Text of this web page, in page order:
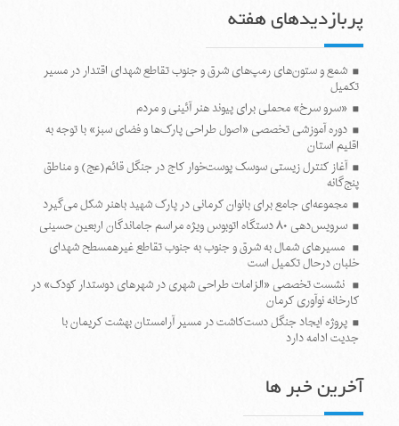
پربازدیدهای هفته
شمع و ستون‌های رمپ‌های شرق و جنوب تقاطع شهدای اقتدار در مسیر
تکمیل
«سرو سرخ» محملی برای پیوند هنر آئینی و مردم
دوره آموزشی تخصصی «اصول طراحی پارک‌ها و فضای سبز» با توجه به
اقلیم استان
آغاز کنترل زیستی سوسک پوست‌خوار کاج در جنگل قائم(عج) و مناطق
پنج‌گانه
مجموعه‌ای جامع برای بانوان کرمانی در پارک شهید باهنر شکل می‌گیرد
سرویس‌دهی ۸۰ دستگاه اتوبوس ویژه مراسم جاماندگان اربعین حسینی
مسیرهای شمال به شرق و جنوب به جنوب تقاطع غیرهمسطح شهدای
خلبان درحال تکمیل است
نشست تخصصی «الزامات طراحی شهری در شهرهای دوستدار کودک» در
کارخانه نوآوری کرمان
پروژه ایجاد جنگل دست‌کاشت در مسیر آرامستان بهشت کریمان با
جدیت ادامه دارد
آخرین خبر ها